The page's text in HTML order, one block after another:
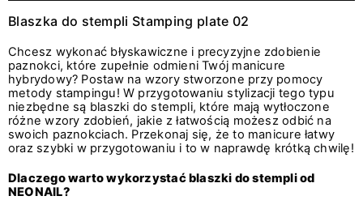
Blaszka do stempli Stamping plate 02
Chcesz wykonać błyskawiczne i precyzyjne zdobienie
paznokci, które zupełnie odmieni Twój manicure
hybrydowy? Postaw na wzory stworzone przy pomocy
metody stampingu! W przygotowaniu stylizacji tego typu
niezbędne są blaszki do stempli, które mają wytłoczone
różne wzory zdobień, jakie z łatwością możesz odbić na
swoich paznokciach. Przekonaj się, że to manicure łatwy
oraz szybki w przygotowaniu i to w naprawdę krótką chwilę!
Dlaczego warto wykorzystać blaszki do stempli od
NEONAIL?